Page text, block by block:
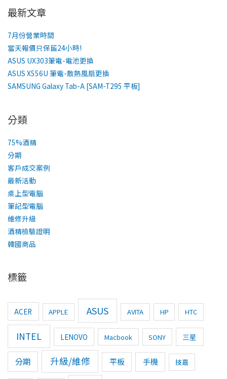
最新文章
7月份營業時間
當天報價只保留24小時!
ASUS UX303筆電-電池更換
ASUS X556U 筆電-散熱風扇更換
SAMSUNG Galaxy Tab-A [SAM-T295 平板]
分類
75%酒精
分期
客戶成交案例
最新活動
桌上型電腦
筆記型電腦
維修升級
酒精檢驗證明
韓國商品
標籤
ACER APPLE ASUS AVITA HP HTC
INTEL LENOVO Macbook SONY 三星
分期 升級/維修 平板 手機 技嘉